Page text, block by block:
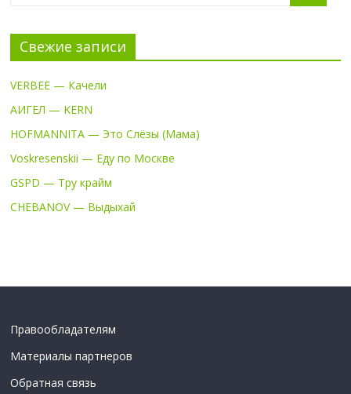
Свежие записи
VERBEE — Качели
АИГЕЛ — KERN
HOFMANNITA — Это Слёзы (Мама)
Voskresenskii — Еду по Москве
GSPD — Тру крайм
CHEBANOV — Выдыхай
Правообладателям
Материалы партнеров
Обратная связь